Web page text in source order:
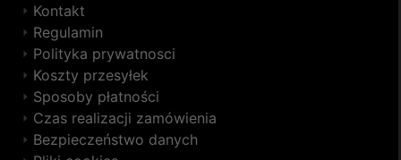
Kontakt
Regulamin
Polityka prywatnosci
Koszty przesyłek
Sposoby płatności
Czas realizacji zamówienia
Bezpieczeństwo danych